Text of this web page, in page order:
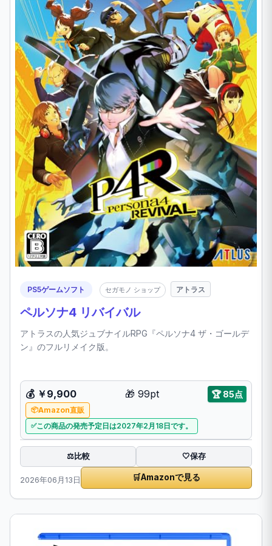
PS5ゲームソフト セガモノ ショップ アトラス
ペルソナ4 リバイバル
アトラスの人気ジュブナイルRPG『ペルソナ4 ザ・ゴールデ
ン』のフルリメイク版。
💰 ￥9,900 🎁 99pt 🏆85点
Amazon直販
この商品の発売予定日は2027年2月18日です。
⚖️比較 🤍保存
2026年06月13日 🛒Amazonで見る